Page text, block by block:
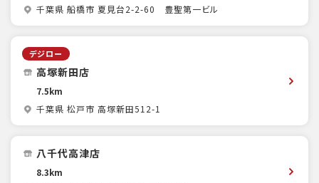
千葉県 船橋市 夏見台2-2-60 豊聖第一ビル
デジロー
高塚新田店
7.5km
千葉県 松戸市 高塚新田512-1
八千代高津店
8.3km